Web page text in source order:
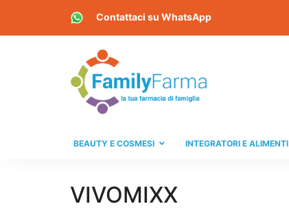
Contattaci su WhatsApp
BEAUTY E COSMESI INTEGRATORI E ALIMENTI
VIVOMIXX